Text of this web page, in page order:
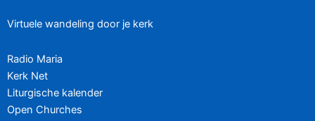
Virtuele wandeling door je kerk
Radio Maria
Kerk Net
Liturgische kalender
Open Churches